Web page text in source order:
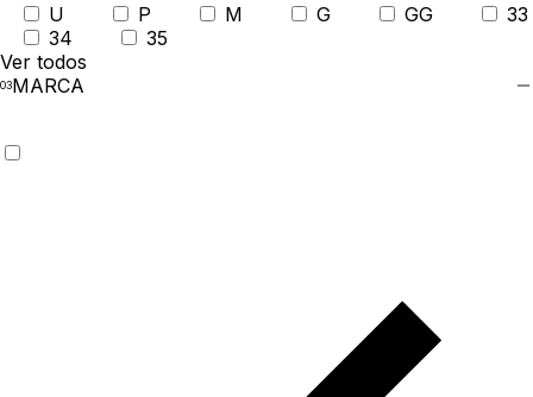
U P M G GG
33
34
35
Ver todos
MARCA